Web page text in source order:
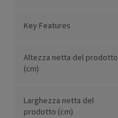
Key Features
Altezza netta del prodotto
(cm)
Larghezza netta del
prodotto (cm)